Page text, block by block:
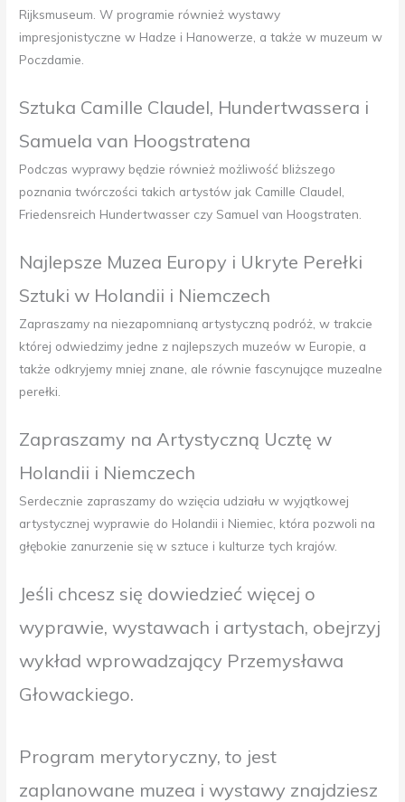
Rijksmuseum. W programie również wystawy
impresjonistyczne w Hadze i Hanowerze, a także w muzeum w
Poczdamie.
Sztuka Camille Claudel, Hundertwassera i
Samuela van Hoogstratena
Podczas wyprawy będzie również możliwość bliższego
poznania twórczości takich artystów jak Camille Claudel,
Friedensreich Hundertwasser czy Samuel van Hoogstraten.
Najlepsze Muzea Europy i Ukryte Perełki
Sztuki w Holandii i Niemczech
Zapraszamy na niezapomnianą artystyczną podróż, w trakcie
której odwiedzimy jedne z najlepszych muzeów w Europie, a
także odkryjemy mniej znane, ale równie fascynujące muzealne
perełki.
Zapraszamy na Artystyczną Ucztę w
Holandii i Niemczech
Serdecznie zapraszamy do wzięcia udziału w wyjątkowej
artystycznej wyprawie do Holandii i Niemiec, która pozwoli na
głębokie zanurzenie się w sztuce i kulturze tych krajów.
Jeśli chcesz się dowiedzieć więcej o
wyprawie, wystawach i artystach, obejrzyj
wykład wprowadzający Przemysława
Głowackiego.
Program merytoryczny, to jest
zaplanowane muzea i wystawy znajdziesz